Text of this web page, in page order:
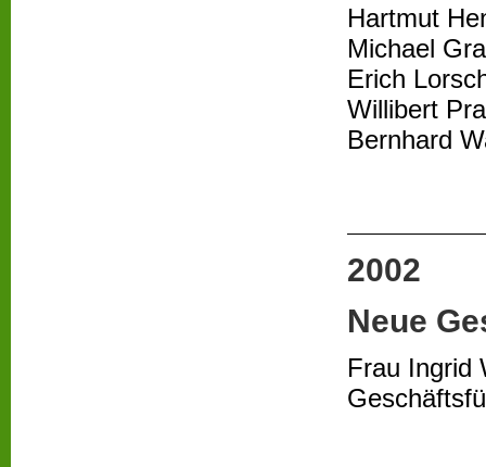
Hartmut
Michael
Erich
Willibert
Bernhard
2002
Neue
Frau Ingrid